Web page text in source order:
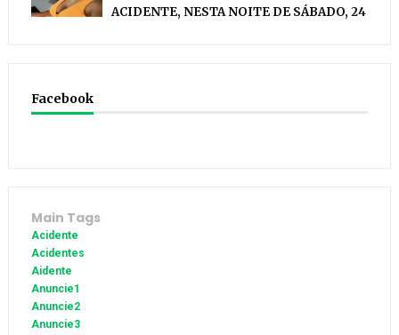
ACIDENTE, NESTA NOITE DE SÁBADO, 24
Facebook
Main Tags
Acidente
Acidentes
Aidente
Anuncie1
Anuncie2
Anuncie3